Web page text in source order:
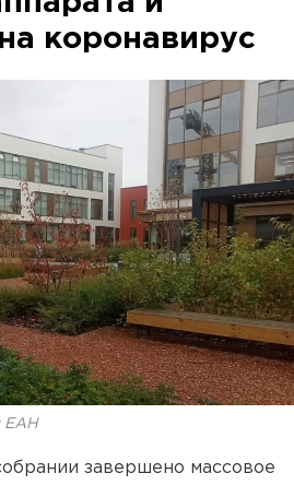
коронавирус
ЕАН
завершено массовое